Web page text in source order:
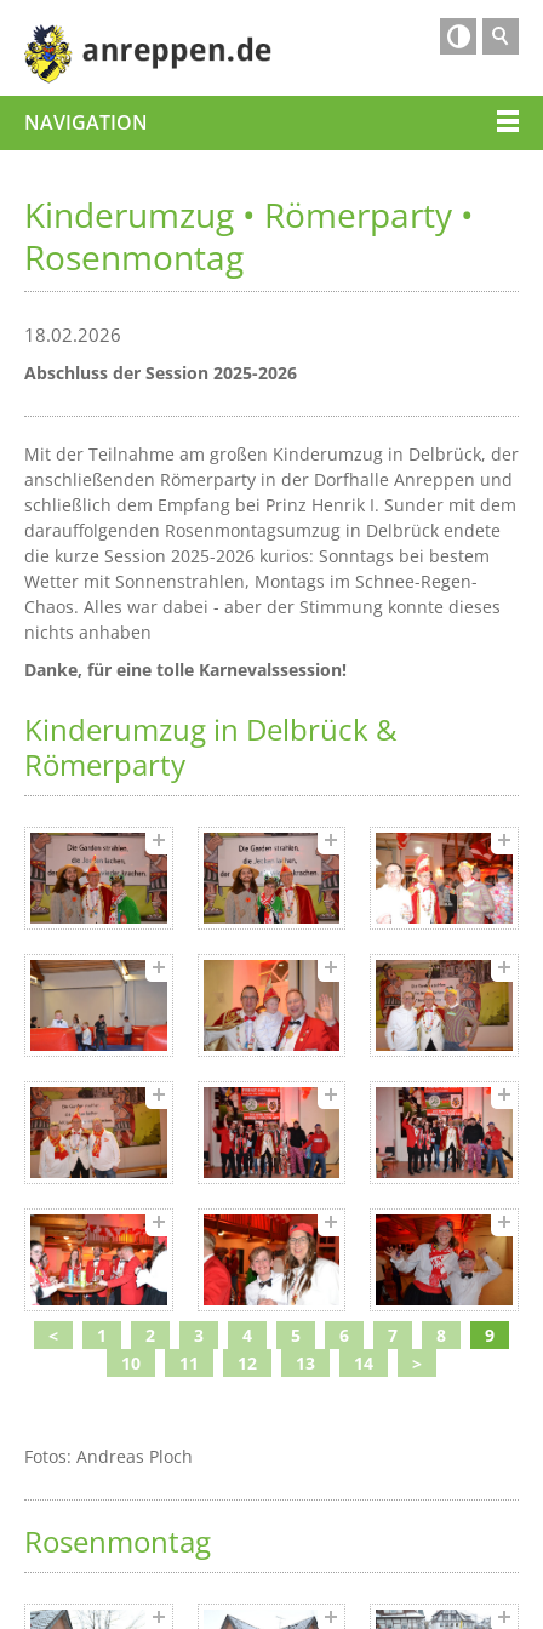

NAVIGATION
Kinderumzug • Römerparty •
Rosenmontag
18.02.2026
Abschluss der Session 2025-2026
Mit der Teilnahme am großen Kinderumzug in Delbrück, der
anschließenden Römerparty in der Dorfhalle Anreppen und
schließlich dem Empfang bei Prinz Henrik I. Sunder mit dem
darauffolgenden Rosenmontagsumzug in Delbrück endete
die kurze Session 2025-2026 kurios: Sonntags bei bestem
Wetter mit Sonnenstrahlen, Montags im Schnee-Regen-
Chaos. Alles war dabei - aber der Stimmung konnte dieses
nichts anhaben
Danke, für eine tolle Karnevalssession!
Kinderumzug in Delbrück &
Römerparty
< 1 2 3 4 5 6 7 8
9
10
11 12 13 14 >
Fotos: Andreas Ploch
Rosenmontag